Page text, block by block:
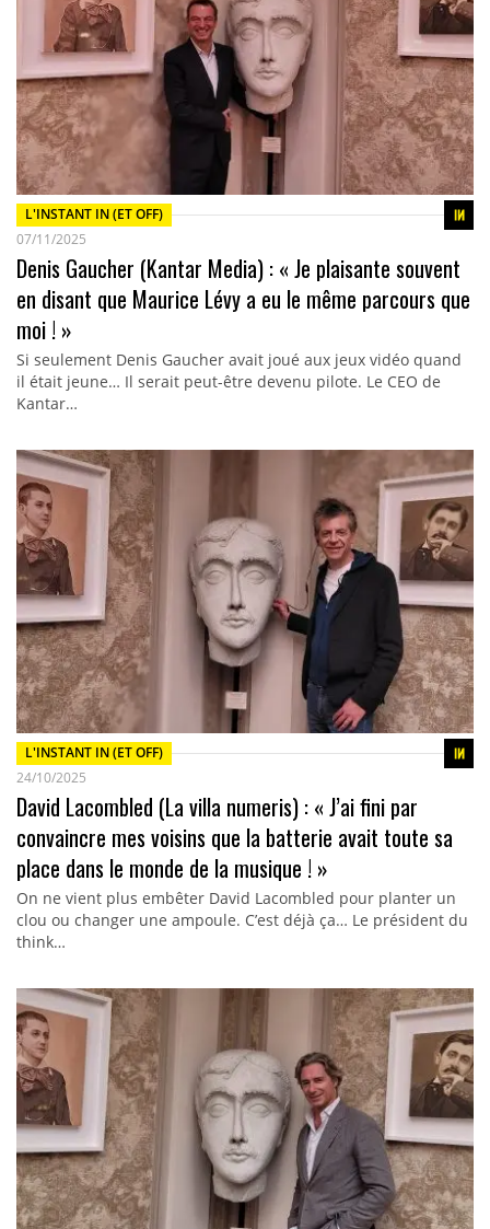
L'INSTANT IN (ET OFF)
07/11/2025
Denis Gaucher (Kantar Media) : « Je plaisante souvent
en disant que Maurice Lévy a eu le même parcours que
moi ! »
Si seulement Denis Gaucher avait joué aux jeux vidéo quand
il était jeune… Il serait peut-être devenu pilote. Le CEO de
Kantar…
L'INSTANT IN (ET OFF)
24/10/2025
David Lacombled (La villa numeris) : « J’ai fini par
convaincre mes voisins que la batterie avait toute sa
place dans le monde de la musique ! »
On ne vient plus embêter David Lacombled pour planter un
clou ou changer une ampoule. C’est déjà ça… Le président du
think…